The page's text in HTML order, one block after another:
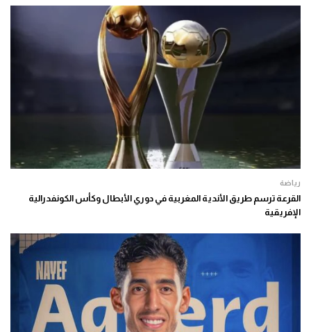
رياضة
القرعة ترسم طريق الأندية المغربية في دوري الأبطال وكأس الكونفدرالية
الإفريقية